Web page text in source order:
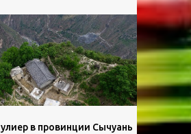
колонны, высокие
образования, черную
и великолепные
в провинции Сычуань